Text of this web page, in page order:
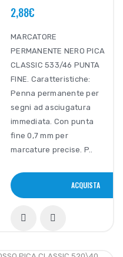
2,88€
MARCATORE
PERMANENTE NERO PICA
CLASSIC 533/46 PUNTA
FINE. Caratteristiche:
Penna permanente per
segni ad asciugatura
immediata. Con punta
fine 0,7 mm per
marcature precise. P..
ACQUISTA